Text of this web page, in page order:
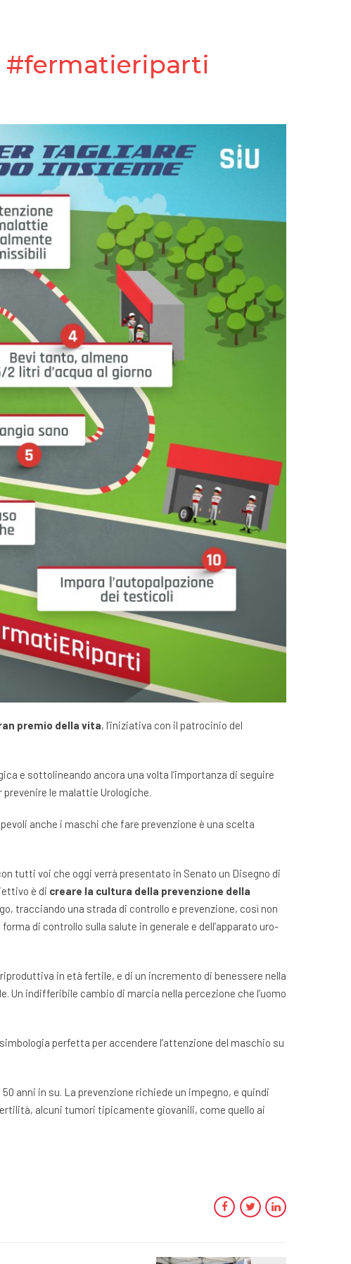
#fermatieriparti
premio della vita, l’iniziativa con il patrocinio del
e sottolineando ancora una volta l’importanza di seguire
le malattie Urologiche.
anche i maschi che fare prevenzione è una scelta
tutti voi che oggi verrà presentato in Senato un Disegno di
è di creare la cultura della prevenzione della
tracciando una strada di controllo e prevenzione, così non
di controllo sulla salute in generale e dell’apparato uro-
in età fertile, e di un incremento di benessere nella
indifferibile cambio di marcia nella percezione che l’uomo
perfetta per accendere l’attenzione del maschio su
anni in su. La prevenzione richiede un impegno, e quindi
alcuni tumori tipicamente giovanili, come quello ai